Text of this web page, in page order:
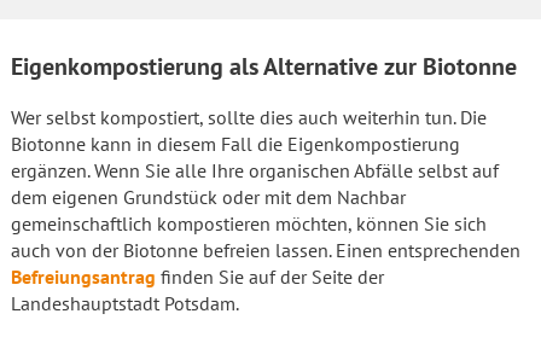
Eigenkompostierung als Alternative zur Biotonne
Wer selbst kompostiert, sollte dies auch weiterhin tun. Die
Biotonne kann in diesem Fall die Eigenkompostierung
ergänzen. Wenn Sie alle Ihre organischen Abfälle selbst auf
dem eigenen Grundstück oder mit dem Nachbar
gemeinschaftlich kompostieren möchten, können Sie sich
auch von der Biotonne befreien lassen. Einen entsprechenden
Befreiungsantrag finden Sie auf der Seite der
Landeshauptstadt Potsdam.